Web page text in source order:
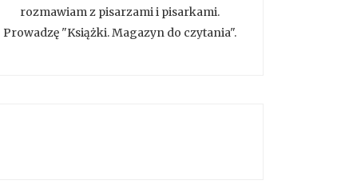
rozmawiam z pisarzami i pisarkami.
Prowadzę "Książki. Magazyn do czytania".